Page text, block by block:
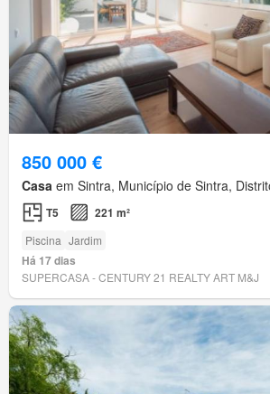
850 000 €
Casa em Sintra, Município de Sintra,
T5 221 m²
Piscina Jardim
Há 17 dias
SUPERCASA - CENTURY 21 REALTY ART M&J